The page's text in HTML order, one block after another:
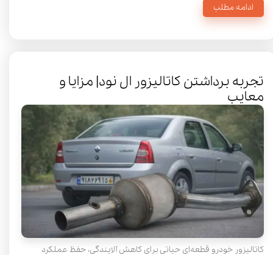
ادامه مطلب
تجربه برداشتن کاتالیزور ال نود| مزایا و
معایب
کاتالیزور خودرو قطعه‌ای حیاتی برای کاهش آلایندگی، حفظ عملکرد